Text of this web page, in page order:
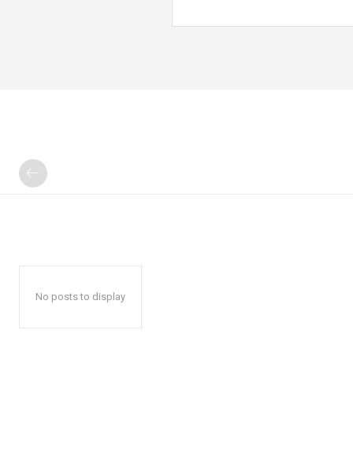
No posts to display